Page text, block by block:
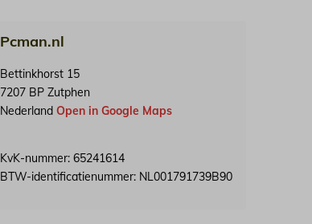
Pcman.nl
Bettinkhorst 15
7207 BP Zutphen
Nederland Open in Google Maps
KvK-nummer: 65241614
BTW-identificatienummer: NL001791739B90